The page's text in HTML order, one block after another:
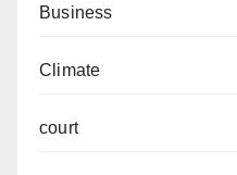
Business
Climate
court